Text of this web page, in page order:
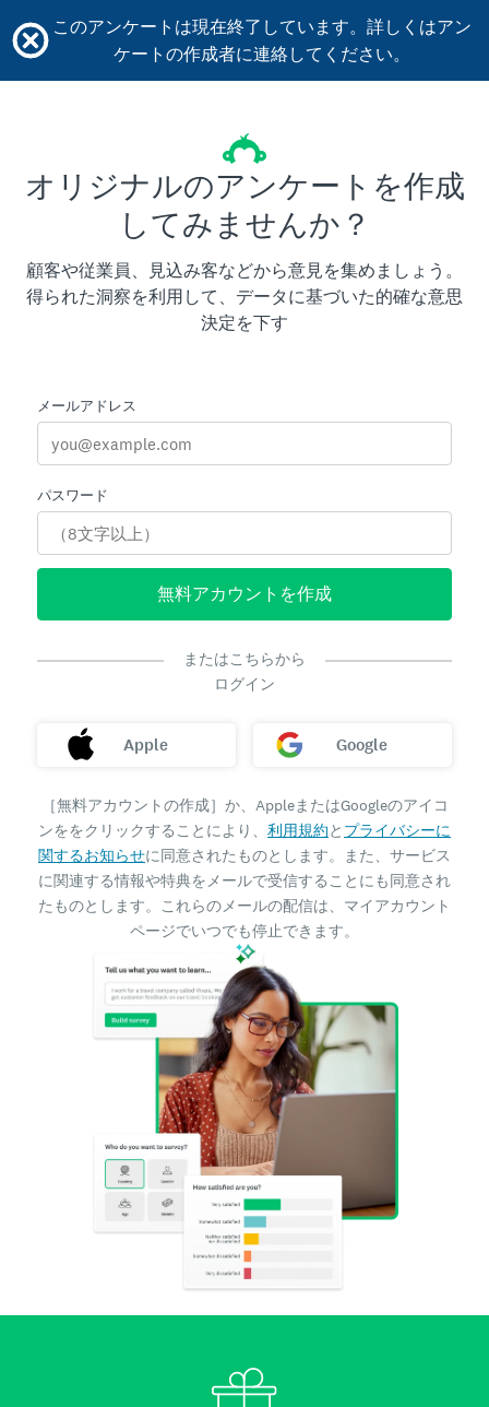
このアンケートは現在終了しています。詳しくはアン
ケートの作成者に連絡してください。
オリジナルのアンケートを作成
してみませんか？
顧客や従業員、見込み客などから意見を集めましょう。
得られた洞察を利用して、データに基づいた的確な意思
決定を下す
メールアドレス
パスワード
無料アカウントを作成
またはこちらから
ログイン
Apple Google
［無料アカウントの作成］か、AppleまたはGoogleのアイコ
ンををクリックすることにより、 利用規約と プライバシーに
関するお知らせに同意されたものとします。また、サービス
に関連する情報や特典をメールで受信することにも同意され
たものとします。これらのメールの配信は、マイアカウント
ページでいつでも停止できます。